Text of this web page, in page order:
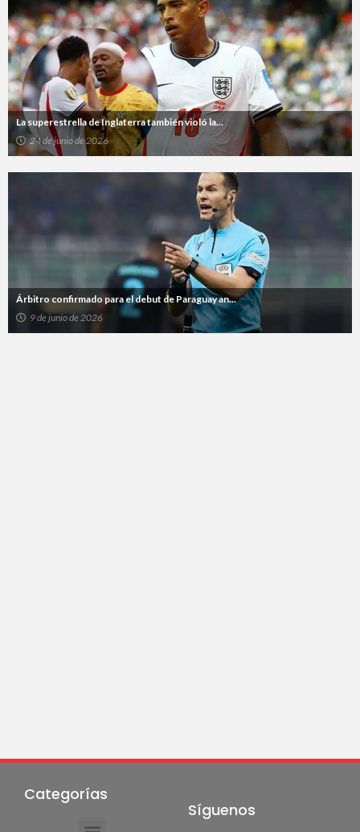
La superestrella de Inglaterra también violó la...
24 de junio de 2026
Árbitro confirmado para el debut de Paraguay an...
9 de junio de 2026
Categorías
Síguenos